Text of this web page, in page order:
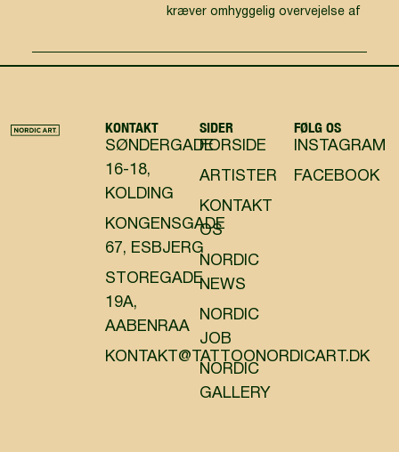
kræver omhyggelig overvejelse af
KONTAKT
SØNDERGADE
16-18,
KOLDING
KONGENSGADE
67, ESBJERG
STOREGADE
19A,
AABENRAA
KONTAKT@TATTOONORDICART.DK
SIDER
FORSIDE
ARTISTER
KONTAKT
OS
NORDIC
NEWS
NORDIC
JOB
NORDIC
GALLERY
FØLG OS
INSTAGRAM
FACEBOOK